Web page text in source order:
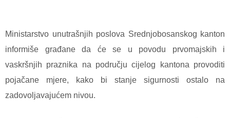
Ministarstvo unutrašnjih poslova Srednjobosanskog kanton
informiše građane da će se u povodu prvomajskih i
vaskršnjih praznika na području cijelog kantona provoditi
pojačane mjere, kako bi stanje sigurnosti ostalo na
zadovoljavajućem nivou.